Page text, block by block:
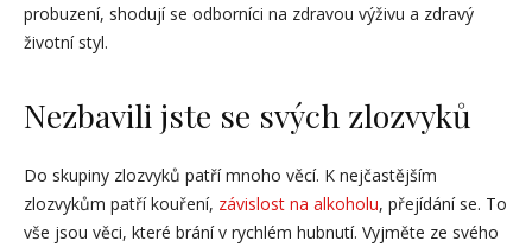
probuzení, shodují se odborníci na zdravou výživu a zdravý
životní styl.
Nezbavili jste se svých zlozvyků
Do skupiny zlozvyků patří mnoho věcí. K nejčastějším
zlozvykům patří kouření, závislost na alkoholu, přejídání se. To
vše jsou věci, které brání v rychlém hubnutí. Vyjměte ze svého